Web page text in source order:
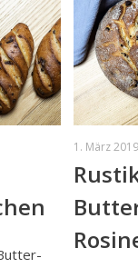
1. März 2019